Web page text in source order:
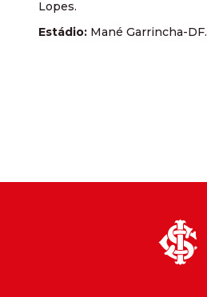
Lopes.
Estádio: Mané Garrincha-DF.